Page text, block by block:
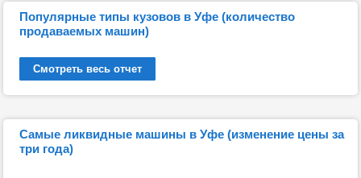
Популярные типы кузовов в Уфе (количество
продаваемых машин)
Смотреть весь отчет
Самые ликвидные машины в Уфе (изменение цены за
три года)